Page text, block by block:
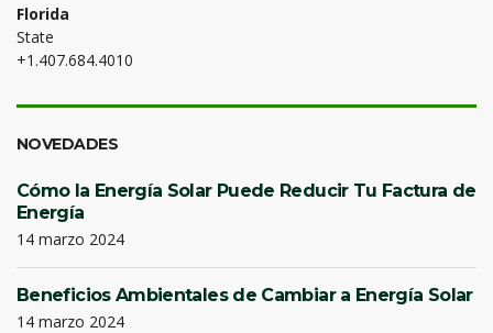
Florida
State
+1.407.684.4010
NOVEDADES
Cómo la Energía Solar Puede Reducir Tu Factura de
Energía
14 marzo 2024
Beneficios Ambientales de Cambiar a Energía Solar
14 marzo 2024